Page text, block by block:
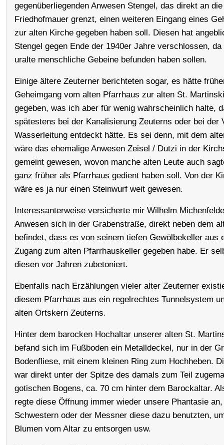
gegenüberliegenden Anwesen Stengel, das direkt an
Friedhofmauer grenzt, einen weiteren Eingang eines
zur alten Kirche gegeben haben soll. Diesen hat
Stengel gegen Ende der 1940er Jahre verschlossen,
uralte menschliche Gebeine befunden haben sollen.
Einige ältere Zeuterner berichteten sogar, es hätte
Geheimgang vom alten Pfarrhaus zur alten St.
gegeben, was ich aber für wenig wahrscheinlich halte,
spätestens bei der Kanalisierung Zeuterns oder bei der
Wasserleitung entdeckt hätte. Es sei denn, mit dem
wäre das ehemalige Anwesen Zeisel / Dutzi in der
gemeint gewesen, wovon manche alten Leute auch
ganz früher als Pfarrhaus gedient haben soll. Von der
wäre es ja nur einen Steinwurf weit gewesen.
Interessanterweise versicherte mir Wilhelm
Anwesen sich in der Grabenstraße, direkt neben dem
befindet, dass es von seinem tiefen Gewölbekeller aus
Zugang zum alten Pfarrhauskeller gegeben habe. Er
diesen vor Jahren zubetoniert.
Ebenfalls nach Erzählungen vieler alter Zeuterner
diesem Pfarrhaus aus ein regelrechtes Tunnelsystem
alten Ortskern Zeuterns.
Hinter dem barocken Hochaltar unserer alten St.
befand sich im Fußboden ein Metalldeckel, nur in der
Bodenfliese, mit einem kleinen Ring zum Hochheben.
war direkt unter der Spitze des damals zum Teil
gotischen Bogens, ca. 70 cm hinter dem Barockaltar.
regte diese Öffnung immer wieder unsere Phantasie
Schwestern oder der Messner diese dazu benutzten,
Blumen vom Altar zu entsorgen usw.